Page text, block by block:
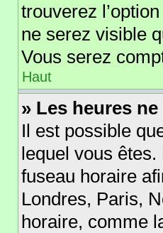
trouverez l’option
ne serez visible
Vous serez
Haut
» Les heures
Il est possible
lequel vous
fuseau horaire
Londres, Paris,
horaire, comme